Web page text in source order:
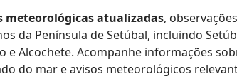
meteorológicas atualizadas,
da Península de Setúbal, incluindo
e Alcochete. Acompanhe informações
do mar e avisos meteorológicos